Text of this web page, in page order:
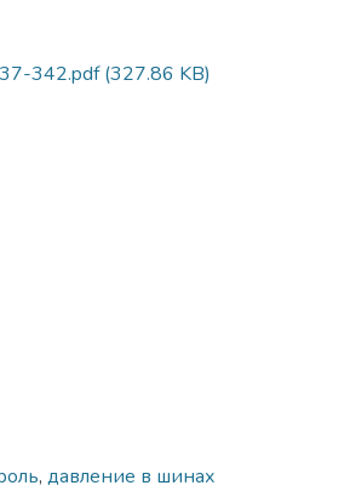
342.pdf(327.86 KB)
, давление в шинах